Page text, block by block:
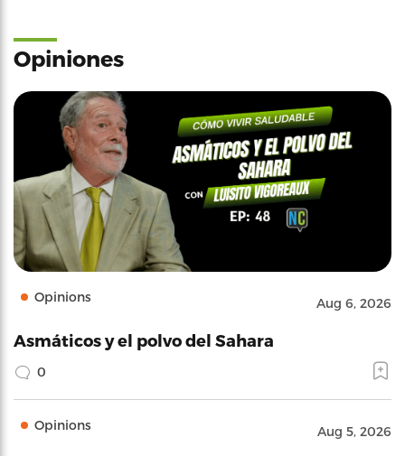
Opiniones
Opinions Aug 6, 2026
Asmáticos y el polvo del Sahara
0
Opinions Aug 5, 2026